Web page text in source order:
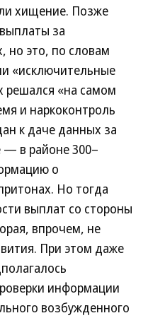
хищение. Позже
за
но это, по словам
«исключительные
решался «на самом
и наркоконтроль
к даче данных за
в районе 300–
о
Но тогда
выплат со стороны
впрочем, не
При этом даже
информации
возбужденного